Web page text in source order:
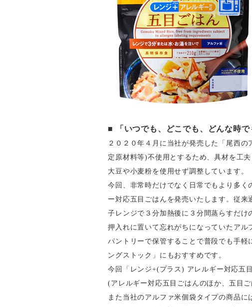
■ 「いつでも、どこでも、どんな時
２０２０年４月に当社が発売した「尾西
定原材料等)不使用とするため、具材を工
大豆や小麦粉を使用せず調整しています。
今回、非常時だけでなく日常でもより多
ー対応五目ごはんを発売いたします。従
子レンジで３分加熱後に３分間蒸らすだけ
押入れに置いて忘れがちになっていたア
パントリーで保管することで普段でも手
ングストック」にもおすすめです。
今回「レンジ+(プラス) アレルギー対応五
(アレルギー対応五目ごはんのほか、五目
また当社のアルファ米個袋タイプの商品